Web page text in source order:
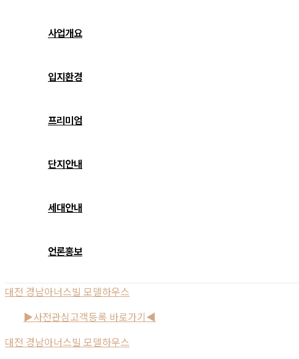
사업개요
입지환경
프리미엄
단지안내
세대안내
언론홍보
대전 경남아너스빌 모델하우스
▶사전관심고객등록 바로가기◀
대전 경남아너스빌 모델하우스